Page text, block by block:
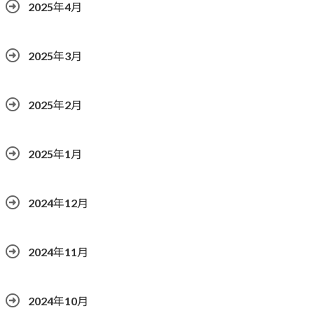
2025年4月
2025年3月
2025年2月
2025年1月
2024年12月
2024年11月
2024年10月